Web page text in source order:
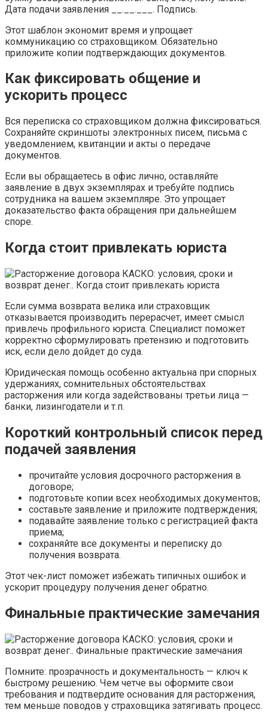
Дата подачи заявления __.__.___. Подпись.
Этот шаблон экономит время и упрощает
коммуникацию со страховщиком. Обязательно
приложите копии подтверждающих документов.
Как фиксировать общение и
ускорить процесс
Вся переписка со страховщиком должна фиксироваться.
Сохраняйте скриншоты электронных писем, письма с
уведомлением, квитанции и акты о передаче
документов.
Если вы обращаетесь в офис лично, оставляйте
заявление в двух экземплярах и требуйте подпись
сотрудника на вашем экземпляре. Это упрощает
доказательство факта обращения при дальнейшем
споре.
Когда стоит привлекать юриста
Если сумма возврата велика или страховщик
отказывается производить перерасчет, имеет смысл
привлечь профильного юриста. Специалист поможет
корректно сформулировать претензию и подготовить
иск, если дело дойдет до суда.
Юридическая помощь особенно актуальна при спорных
удержаниях, сомнительных обстоятельствах
расторжения или когда задействованы третьи лица —
банки, лизингодатели и т.п.
Короткий контрольный список перед
подачей заявления
прочитайте условия досрочного расторжения в
договоре;
подготовьте копии всех необходимых документов;
составьте заявление и приложите подтверждения;
подавайте заявление только с регистрацией факта
приема;
сохраняйте все документы и переписку до
получения возврата.
Этот чек-лист поможет избежать типичных ошибок и
ускорит процедуру получения денег обратно.
Финальные практические замечания
Помните: прозрачность и документальность — ключ к
быстрому решению. Чем четче вы оформите свои
требования и подтвердите основания для расторжения,
тем меньше поводов у страховщика затягивать процесс.